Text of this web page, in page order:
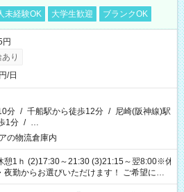
未経験OK 大学生歓迎 ブランクOK
り
/日
分 / 千船駅から徒歩12分 / 尼崎(阪神線)駅
1分 / …
の物流倉庫内
1ｈ (2)17:30～21:30 (3)21:15～翌8:00※休
夜勤からお選びいただけます！ ご希望に合
選べる勤務時間】 8-17